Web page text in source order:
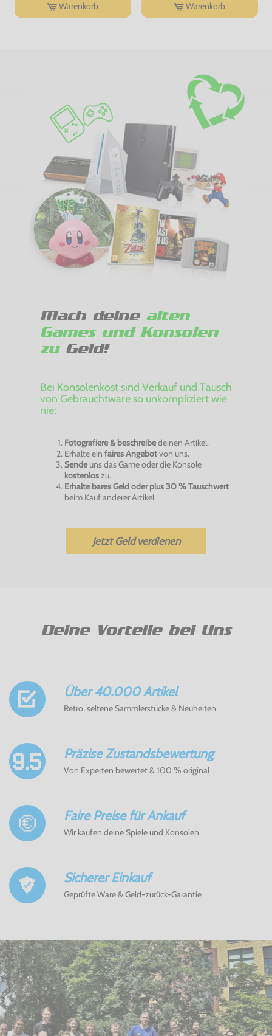
Warenkorb Warenkorb
Mach deine alten
Games und Konsolen
zuGeld!
Bei Konsolenkost sind Verkauf und Tausch
von Gebrauchtware so unkompliziert wie
nie:
Fotografiere & beschreibedeinen Artikel.
Erhalte ein faires Angebotvon uns.
Sendeuns das Game oder die Konsole
kostenloszu.
Erhalte bares Geld oder plus 30 % Tauschwert
beim Kauf anderer Artikel.
Jetzt Geld verdienen
Deine Vorteile bei Uns
Über 40.000 Artikel
Retro, seltene Sammlerstücke & Neuheiten
Präzise Zustandsbewertung
Von Experten bewertet & 100 % original
Faire Preise für Ankauf
Wir kaufen deine Spiele und Konsolen
Sicherer Einkauf
Geprüfte Ware & Geld-zurück-Garantie